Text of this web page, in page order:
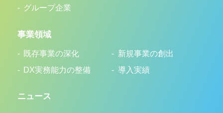
グループ企業
事業領域
既存事業の深化
新規事業の創出
DX実務能力の整備
導入実績
ニュース